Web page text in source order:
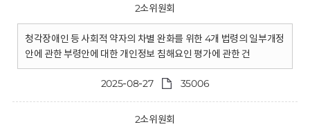
2소위원회
청각장애인 등 사회적 약자의 차별 완화를 위한 4개 법령의 일부개정
안에 관한 부령안에 대한 개인정보 침해요인 평가에 관한 건
2025-08-27 35006
2소위원회